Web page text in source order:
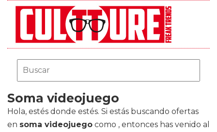
Soma videojuego
Hola, estés donde estés. Si estás buscando ofertas
en soma videojuego como , entonces has venido al